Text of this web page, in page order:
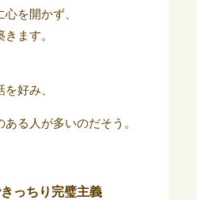
を開かず、
ます。
好み、
る人が多いのだそう。
っちり完璧主義